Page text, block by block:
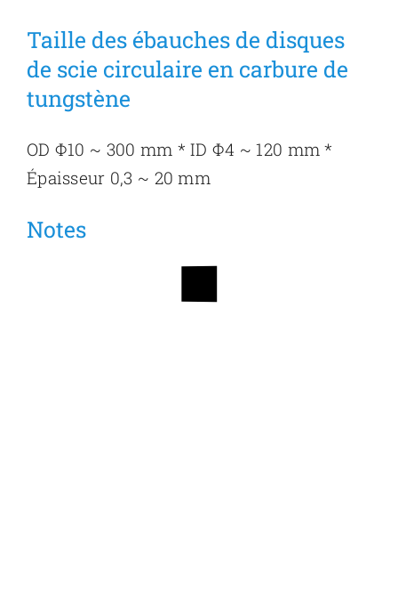
Taille des ébauches de disques
de scie circulaire en carbure de
tungstène
OD Φ10 ~ 300 mm * ID Φ4 ~ 120 mm *
Épaisseur 0,3 ~ 20 mm
Notes